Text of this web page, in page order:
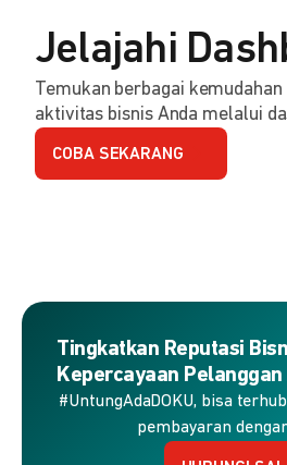
Jelajahi
Temukan berbagai
aktivitas bisnis Anda melalui
COBA SEKARANG
Tingkatkan Reputasi
Kepercayaan Pelanggan
#UntungAdaDOKU, bisa
pembayaran